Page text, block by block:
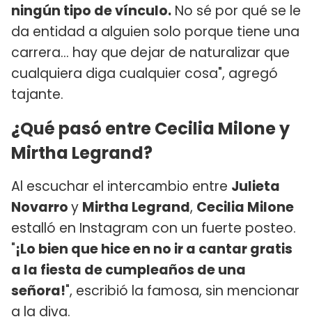
ningún tipo de vínculo. No sé por qué se le
da entidad a alguien solo porque tiene una
carrera... hay que dejar de naturalizar que
cualquiera diga cualquier cosa", agregó
tajante.
¿Qué pasó entre Cecilia Milone y
Mirtha Legrand?
Al escuchar el intercambio entre Julieta
Novarroy Mirtha Legrand, Cecilia Milone
estalló en Instagram con un fuerte posteo.
"¡Lo bien que hice en no ir a cantar gratis
a la fiesta de cumpleaños de una
señora!", escribió la famosa, sin mencionar
a la diva.